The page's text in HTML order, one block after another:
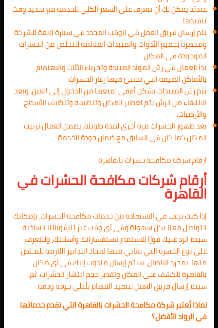
عندئذ يمكن لك أن تتعرف على السعر الكلي للخدمة مع تحديد وقت
تنفيذها.
يتم إرسال فريق العمل في الوقت المحدد في سيارة تابعة للشركة
ومجهزة بجميع الأدوات والمبيدات الملائمة للتخلص من الحشرات
الموجودة في المكان.
بدأ العمال في رش المواد المبيدة وتحريك الأثاث والاهتمام
بالأماكن الضيقة التي تختبئ فيها زغار الحشرات.
يتم رش المبيدات بشكل أفقي لمنعها من الدخول إلى العين، وبعد
الانتهاء من الرش يتم تعطير المكان وتنظيفه وتنظيف الأسطح
والأرضيات.
بعد ظهور الحشرات مرة أخرى لمدة طويلة، يضمن العمال ترتيب
المكان كما كان في السابق مع ضمان جودة الخدمة.
ارقام شركة مكافحة حشرات بالقاهرة
أرقام شركات مكافحة الحشرات في
القاهرة
إذا كنت ترغب في الاستفادة من خدمات مكافحة الحشرات، بإمكانك
التواصل معنا بكل سهولة وفي أي وقت عبر تليفوناتنا الساخنة.
سيتم الرد عليك فورًا للاستماع لاستفساراتك وأسئلتك، وللتعرف
على نوع الحشرة التي تعاني منها لاتخاذ التدابير اللازمة للتخلص
منها. بمجرد الاتصال، سيتم إرسال مندوب إليك في أي مكان
بالقاهرة للكشف على المكان وتقدير حجم انتشار الحشرات. ثم،
سيتم إرسال فريق العمل لتنفيذ المهام بأعلى جودة ودقة.
لماذا تُعتبر شركة مكافحة الحشرات بالقاهرة التي تقدم خدماتها
في الرواد الأفضل؟